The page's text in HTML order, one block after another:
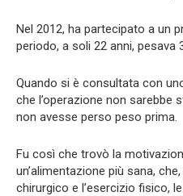
Nel 2012, ha partecipato a un
periodo, a soli 22 anni, pesava
Quando si è consultata con
che l’operazione non sarebbe
non avesse perso peso prima.
Fu così che trovò la
un’alimentazione più sana,
chirurgico e l’esercizio fisico,